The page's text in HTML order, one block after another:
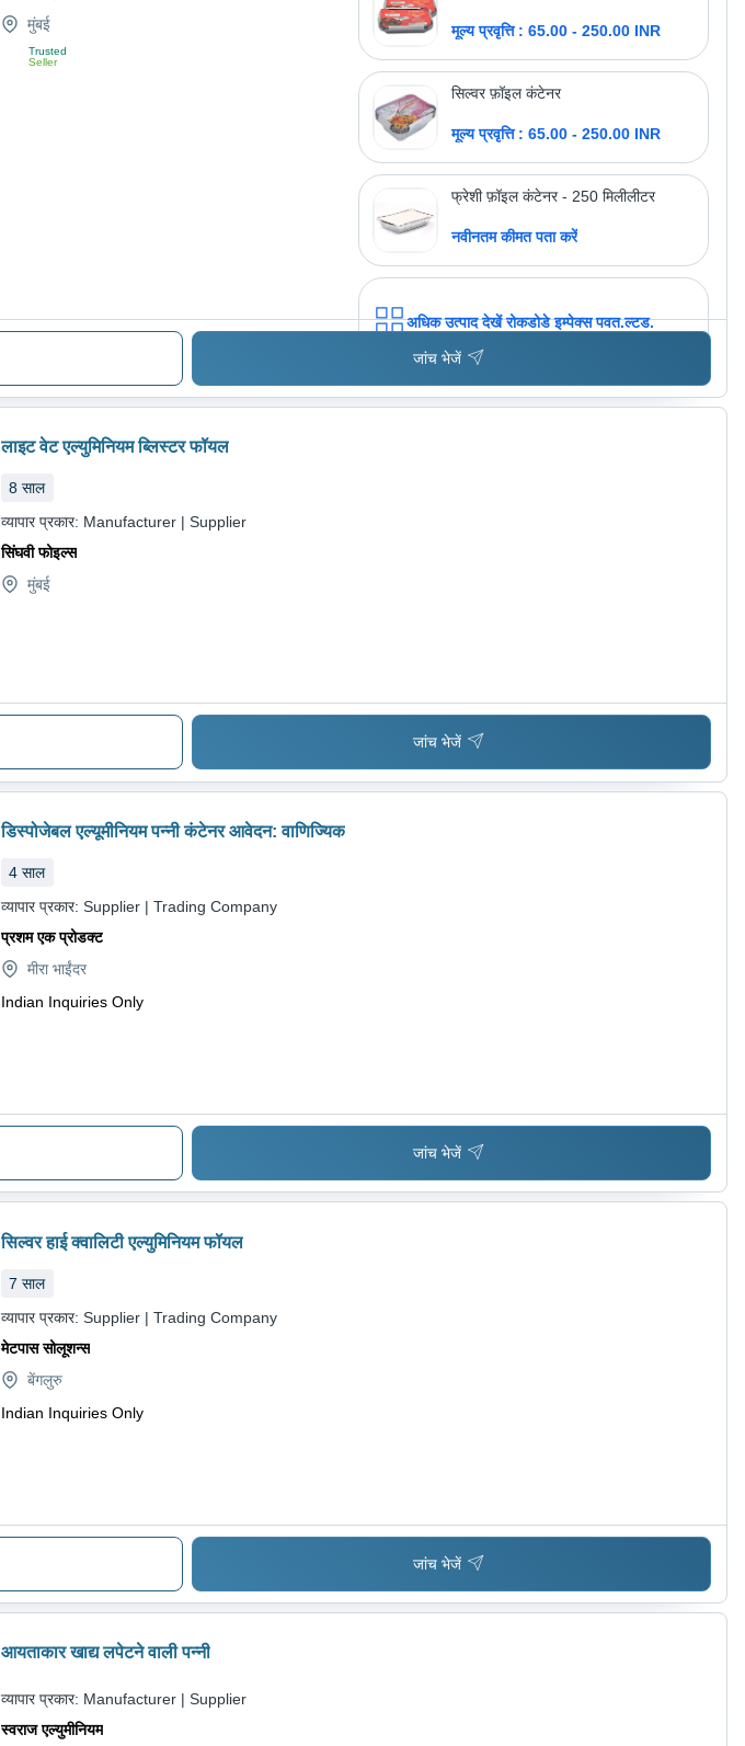
मुंबई
Trusted
Seller
मूल्य प्रवृत्ति : 65.00 - 250.00 INR
सिल्वर फ़ॉइल कंटेनर
मूल्य प्रवृत्ति : 65.00 - 250.00 INR
फ्रेशी फ़ॉइल कंटेनर - 250 मिलीलीटर
नवीनतम कीमत पता करें
अधिक उत्पाद देखें रोकडोडे इम्पेक्स पवत.ल्टड.
जांच भेजें
लाइट वेट एल्युमिनियम ब्लिस्टर फॉयल
8 साल
व्यापार प्रकार: Manufacturer | Supplier
सिंघवी फोइल्स
मुंबई
जांच भेजें
डिस्पोजेबल एल्यूमीनियम पन्नी कंटेनर आवेदन: वाणिज्यिक
4 साल
व्यापार प्रकार: Supplier | Trading Company
प्रशम एक प्रोडक्ट
मीरा भाईंदर
Indian Inquiries Only
जांच भेजें
सिल्वर हाई क्वालिटी एल्युमिनियम फॉयल
7 साल
व्यापार प्रकार: Supplier | Trading Company
मेटपास सोलूशन्स
बेंगलुरु
Indian Inquiries Only
जांच भेजें
आयताकार खाद्य लपेटने वाली पन्नी
व्यापार प्रकार: Manufacturer | Supplier
स्वराज एल्युमीनियम